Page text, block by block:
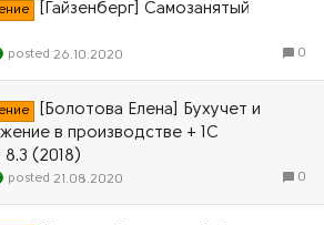
[Гайзенберг] Самозанятый
0
26.10.2020
[Болотова Елена] Бухучет и
в производстве + 1С
8.3 (2018)
0
21.08.2020